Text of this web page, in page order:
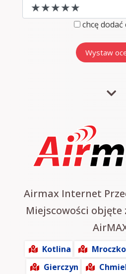
chcę
Airmax Internet
Miejscowości objęte
Kotlina
Gierczyn